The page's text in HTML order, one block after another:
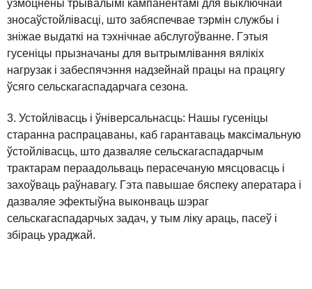
ўзмоцнены трывалымі кампанентамі для выключнай
зносаўстойлівасці, што забяспечвае тэрмін службы і
зніжае выдаткі на тэхнічнае абслугоўванне. Гэтыя
гусеніцы прызначаны для вытрымлівання вялікіх
нагрузак і забеспячэння надзейнай працы на працягу
ўсяго сельскагаспадарчага сезона.
3. Устойлівасць і ўніверсальнасць: Нашы гусеніцы
старанна распрацаваны, каб гарантаваць максімальную
ўстойлівасць, што дазваляе сельскагаспадарчым
трактарам пераадольваць перасечаную мясцовасць і
захоўваць раўнавагу. Гэта павышае бяспеку аператара і
дазваляе эфектыўна выконваць шэраг
сельскагаспадарчых задач, у тым ліку араць, пасеў і
збіраць ураджай.